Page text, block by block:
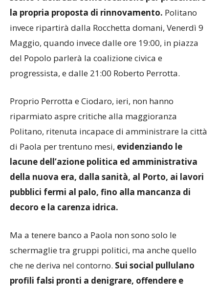
la propria proposta di rinnovamento. Politano
invece ripartirà dalla Rocchetta domani, Venerdì 9
Maggio, quando invece dalle ore 19:00, in piazza
del Popolo parlerà la coalizione civica e
progressista, e dalle 21:00 Roberto Perrotta.
Proprio Perrotta e Ciodaro, ieri, non hanno
riparmiato aspre critiche alla maggioranza
Politano, ritenuta incapace di amministrare la città
di Paola per trentuno mesi, evidenziando le
lacune dell’azione politica ed amministrativa
della nuova era, dalla sanità, al Porto, ai lavori
pubblici fermi al palo, fino alla mancanza di
decoro e la carenza idrica.
Ma a tenere banco a Paola non sono solo le
schermaglie tra gruppi politici, ma anche quello
che ne deriva nel contorno. Sui social pullulano
profili falsi pronti a denigrare, offendere e